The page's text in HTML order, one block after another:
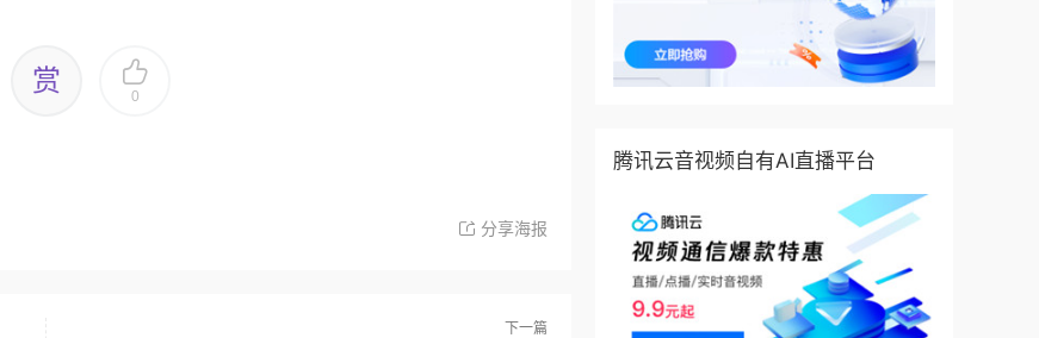
赏 0
分享海报
下一篇
腾讯云音视频自有AI直播平台